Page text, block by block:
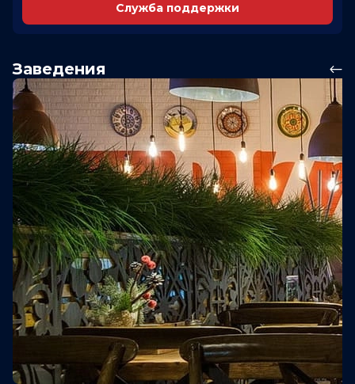
Служба поддержки
Заведения